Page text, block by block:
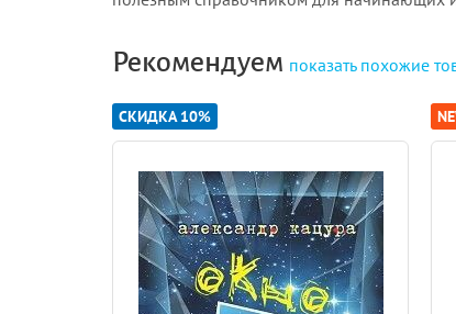
Рекомендуем показатьпохожие
СКИДКА 10%